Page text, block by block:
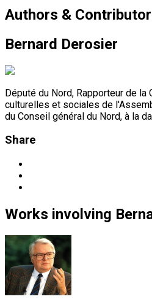
Authors &
Bernard Derosier
Député du Nord, Rapporteur de
culturelles et sociales de
du Conseil général du Nord, à la
Share
Works involving